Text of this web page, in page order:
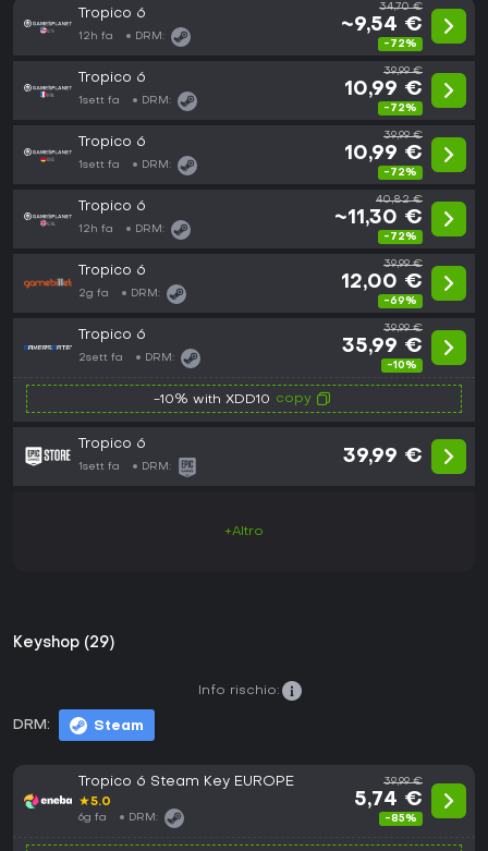
Tropico 6
12h fa DRM:
34,70 €
~9,54 €
-72%
Tropico 6
1sett fa DRM:
39,99 €
10,99 €
-72%
Tropico 6
1sett fa DRM:
39,99 €
10,99 €
-72%
Tropico 6
12h fa DRM:
40,82 €
~11,30 €
-72%
Tropico 6
2g fa DRM:
39,99 €
12,00 €
-69%
Tropico 6
2sett fa DRM:
39,99 €
35,99 €
-10%
-10% with XDD10 copy
Tropico 6
1sett fa DRM:
39,99 €
+Altro
Keyshop (29)
DRM: Steam
Info rischio:
Tropico 6 Steam Key EUROPE
★5.0
6g fa DRM:
39,99 €
5,74 €
-85%